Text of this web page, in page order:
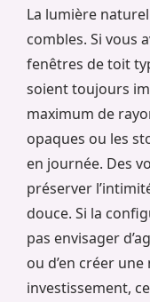
La lumière
combles. Si vous
fenêtres de toit
soient toujours
maximum de
opaques ou les
en journée. Des
préserver
douce. Si la
pas envisager
ou d’en créer une
investissement,